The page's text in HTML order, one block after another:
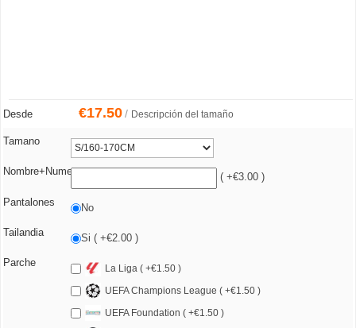
Desde €17.50/ Descripción del tamaño
Tamano
Nombre+Numero ( +€3.00 )
Pantalones No
Tailandia Si ( +€2.00 )
Parche
La Liga ( +€1.50 )
UEFA Champions League ( +€1.50 )
UEFA Foundation ( +€1.50 )